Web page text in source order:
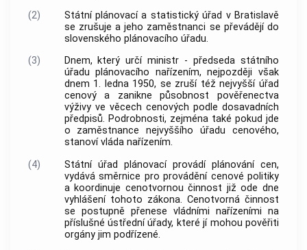
(2)
Státní plánovací a statistický úřad v Bratislavě
se zrušuje a jeho zaměstnanci se převádějí do
slovenského plánovacího úřadu.
(3)
Dnem, který určí ministr - předseda státního
úřadu plánovacího nařízením, nejpozději však
dnem 1. ledna 1950, se zruší též nejvyšší úřad
cenový a zanikne působnost pověřenectva
výživy ve věcech cenových podle dosavadních
předpisů. Podrobnosti, zejména také pokud jde
o zaměstnance nejvyššího úřadu cenového,
stanoví vláda nařízením.
(4)
Státní úřad plánovací provádí plánování cen,
vydává směrnice pro provádění cenové politiky
a koordinuje cenotvornou činnost již ode dne
vyhlášení tohoto zákona. Cenotvorná činnost
se postupně přenese vládními nařízeními na
příslušné ústřední úřady, které jí mohou pověřiti
orgány jim podřízené.